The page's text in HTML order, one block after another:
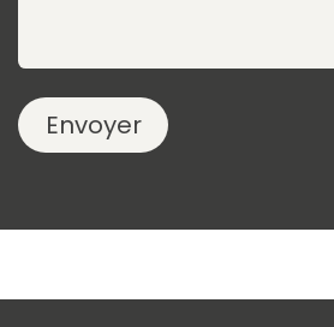
Envoyer